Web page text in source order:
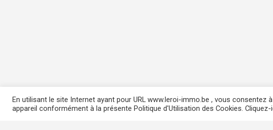
En utilisant le site Internet ayant pour URL www.leroi-immo.be , vous
appareil conformément à la présente Politique d'Utilisation des Cookies. Cliquez-